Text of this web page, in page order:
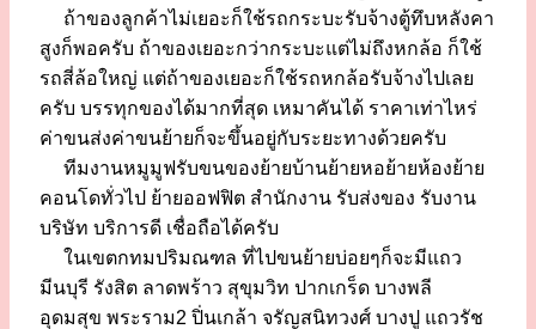
ถ้าของลูกค้าไม่เยอะก็ใช้รถกระบะรับจ้างตู้ทึบหลังคา
สูงก็พอครับ ถ้าของเยอะกว่ากระบะแต่ไม่ถึงหกล้อ ก็ใช้
รถสี่ล้อใหญ่ แต่ถ้าของเยอะก็ใช้รถหกล้อรับจ้างไปเลย
ครับ บรรทุกของได้มากที่สุด เหมาคันได้ ราคาเท่าไหร่
ค่าขนส่งค่าขนย้ายก็จะขึ้นอยู่กับระยะทางด้วยครับ
ทีมงานหมูมูฟรับขนของย้ายบ้านย้ายหอย้ายห้องย้าย
คอนโดทั่วไป ย้ายออฟฟิต สำนักงาน รับส่งของ รับงาน
บริษัท บริการดี เชื่อถือได้ครับ
ในเขตกทมปริมณฑล ที่ไปขนย้ายบ่อยๆก็จะมีแถว
มีนบุรี รังสิต ลาดพร้าว สุขุมวิท ปากเกร็ด บางพลี
อุดมสุข พระราม2 ปิ่นเกล้า จรัญสนิทวงศ์ บางปู แถวรัช